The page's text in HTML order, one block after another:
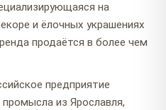
на
и ёлочных украшениях
продаётся в более чем
предприятие
из Ярославля,